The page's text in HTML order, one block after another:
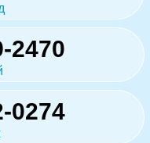
2470
0274